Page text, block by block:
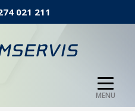
021 211
MENU